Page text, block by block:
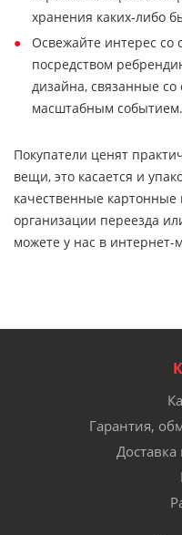
хранения каких-либо
Освежайте интерес со
посредством
дизайна, связанные
масштабным событием.
Покупатели ценят
вещи, это касается и
качественные картонные
организации переезда
можете у нас в интернет-
Гарантия,